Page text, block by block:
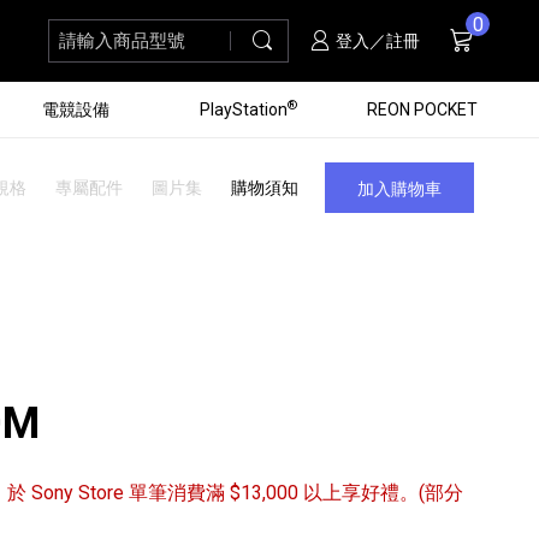
請輸入商品型號 搜尋 登入／註冊 購物車
0
項商品
個產品 黑膠唱盤 3個產品
個產品 ZV 數位相機 16個產品
個產品
電競設備
個產品
PlayStation® REON POCKET
格 專屬配件 圖片集 購物須知 加入購物車
Sony Store 單筆消費滿 $13,000 以上享好禮。(部分